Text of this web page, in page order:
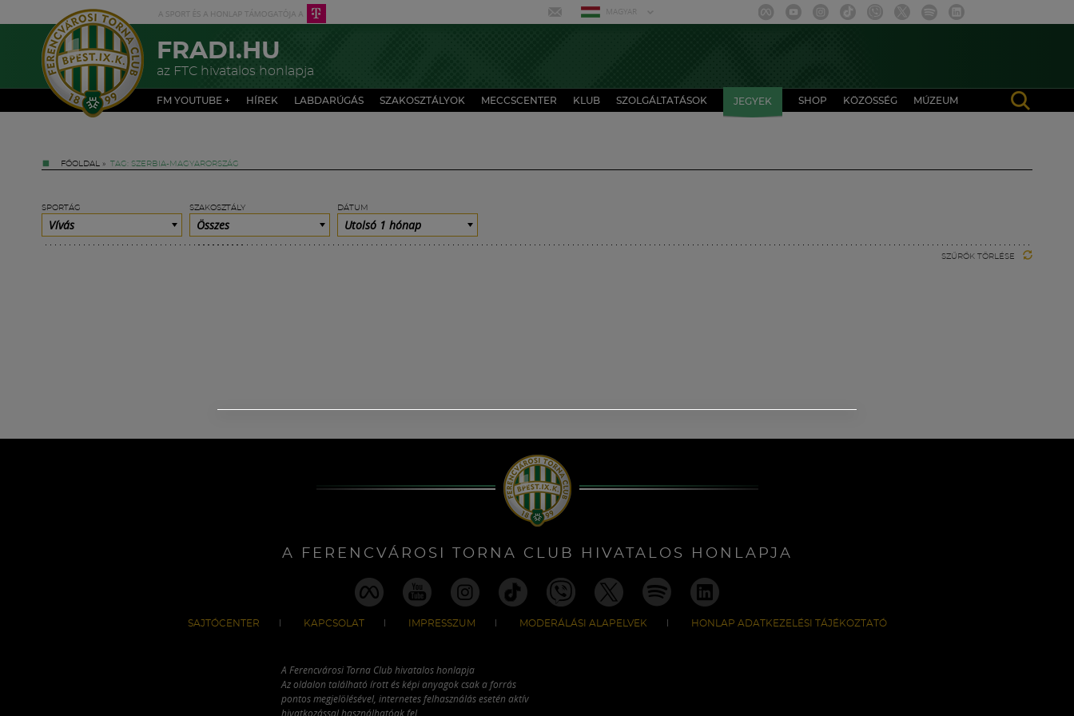
MAGYAR
FRADI.HU
az FTC hivatalos honlapja
FM YOUTUBE + HÍREK LABDARÚGÁS SZAKOSZTÁLYOK MECCSCENTER KLUB SZOLGÁLTATÁSOK JEGYEK SHOP KÖZÖSSÉG MÚZEUM
FŐOLDAL » TAG: SZERBIA-MAGYARORSZÁG
SPORTÁG
Vívás
SZAKOSZTÁLY
Összes
DÁTUM
Utolsó 1 hónap
SZŰRŐK TÖRLÉSE
A FERENCVÁROSI TORNA CLUB HIVATALOS HONLAPJA
SAJTÓCENTER KAPCSOLAT IMPRESSZUM MODERÁLÁSI ALAPELVEK HONLAP ADATKEZELÉSI TÁJÉKOZTATÓ
A Ferencvárosi Torna Club hivatalos honlapja
Az oldalon található írott és képi anyagok csak a forrás
pontos megjelölésével, internetes felhasználás esetén aktív
hivatkozással használhatóak fel.